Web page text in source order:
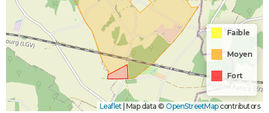
Faible
Moyen
Fort
Leaflet Map data © OpenStreetMapcontributors